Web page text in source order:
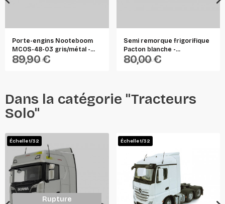
Porte-engins Nooteboom
MCOS-48-03 gris/métal -...
MARGE MODELS
89,90 €
Semi remorque frigorifique
Pacton blanche -...
MARGE MODELS
80,00 €
Dans la catégorie "Tracteurs
Solo"
Échelle 1/32
Rupture
Échelle 1/32